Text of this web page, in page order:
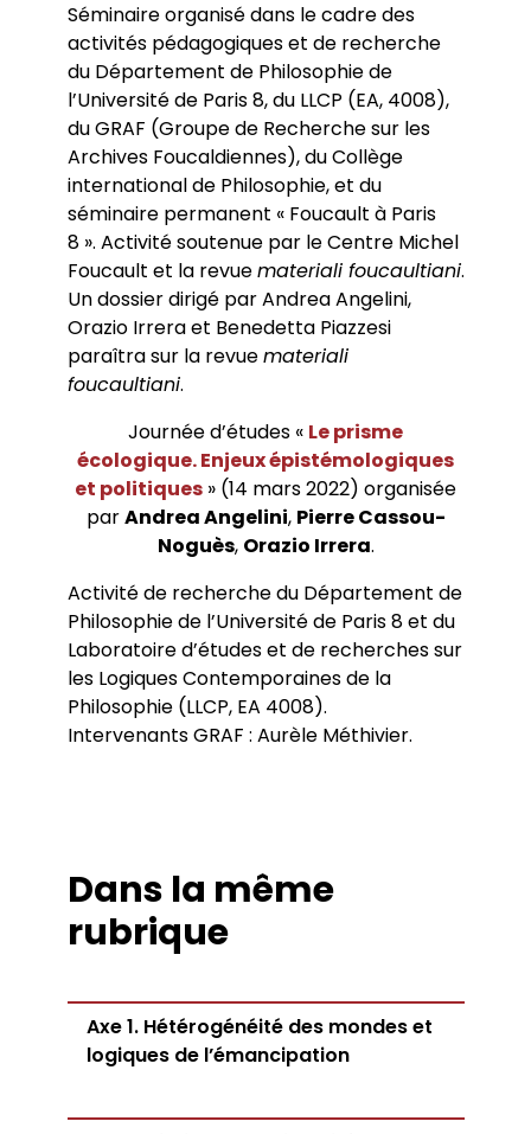
Séminaire organisé dans le cadre des
activités pédagogiques et de recherche
du Département de Philosophie de
l’Université de Paris 8, du LLCP (EA, 4008),
du GRAF (Groupe de Recherche sur les
Archives Foucaldiennes), du Collège
international de Philosophie, et du
séminaire permanent « Foucault à Paris
8 ». Activité soutenue par le Centre Michel
Foucault et la revuemateriali foucaultiani.
Un dossier dirigé par Andrea Angelini,
Orazio Irrera et Benedetta Piazzesi
paraîtra sur la revuemateriali
foucaultiani.
Journée d’études « Le prisme
écologique. Enjeux épistémologiques
et politiques » (14 mars 2022) organisée
parAndrea Angelini, Pierre Cassou-
Noguès, Orazio Irrera.
Activité de recherche du Département de
Philosophie de l’Université de Paris 8 et du
Laboratoire d’études et de recherches sur
les Logiques Contemporaines de la
Philosophie (LLCP, EA 4008).
Intervenants GRAF : Aurèle Méthivier.
Dans la même
rubrique
Axe 1. Hétérogénéité des mondes et
logiques de l’émancipation